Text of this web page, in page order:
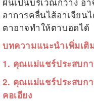
อาการคลื่นไส้อาเจียน
ตาอาจทำให้ตาบอดได้
บทความแนะนำเพิ่มเติ
1. คุณแม่แชร์ประสบก
2. คุณแม่แชร์ประสบก
คอเอียง